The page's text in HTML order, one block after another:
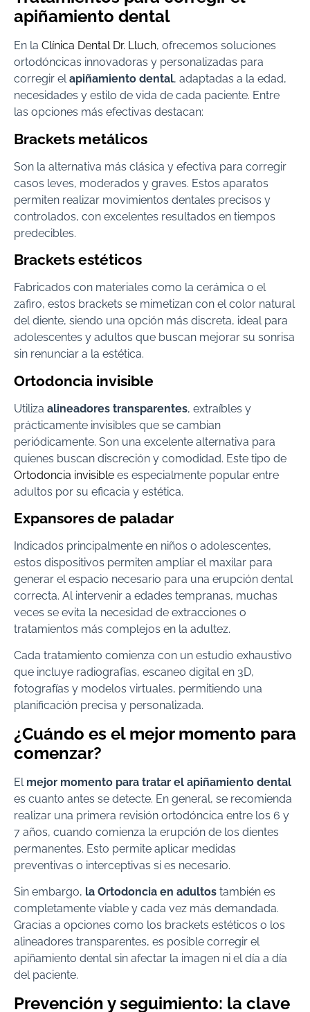
apiñamiento dental
En la Clínica Dental Dr. Lluch, ofrecemos soluciones
ortodóncicas innovadoras y personalizadas para
corregir elapiñamiento dental, adaptadas a la edad,
necesidades y estilo de vida de cada paciente. Entre
las opciones más efectivas destacan:
Brackets metálicos
Son la alternativa más clásica y efectiva para corregir
casos leves, moderados y graves. Estos aparatos
permiten realizar movimientos dentales precisos y
controlados, con excelentes resultados en tiempos
predecibles.
Brackets estéticos
Fabricados con materiales como la cerámica o el
zafiro, estos brackets se mimetizan con el color natural
del diente, siendo una opción más discreta, ideal para
adolescentes y adultos que buscan mejorar su sonrisa
sin renunciar a la estética.
Ortodoncia invisible
Utiliza alineadores transparentes, extraíbles y
prácticamente invisibles que se cambian
periódicamente. Son una excelente alternativa para
quienes buscan discreción y comodidad. Este tipo de
Ortodoncia invisible es especialmente popular entre
adultos por su eficacia y estética.
Expansores de paladar
Indicados principalmente en niños o adolescentes,
estos dispositivos permiten ampliar el maxilar para
generar el espacio necesario para una erupción dental
correcta. Al intervenir a edades tempranas, muchas
veces se evita la necesidad de extracciones o
tratamientos más complejos en la adultez.
Cada tratamiento comienza con un estudio exhaustivo
que incluye radiografías, escaneo digital en 3D,
fotografías y modelos virtuales, permitiendo una
planificación precisa y personalizada.
¿Cuándo es el mejor momento para
comenzar?
El mejor momento para tratar el apiñamiento dental
es cuanto antes se detecte. En general, se recomienda
realizar una primera revisión ortodóncica entre los 6 y
7 años, cuando comienza la erupción de los dientes
permanentes. Esto permite aplicar medidas
preventivas o interceptivas si es necesario.
Sin embargo, la Ortodoncia en adultos también es
completamente viable y cada vez más demandada.
Gracias a opciones como los brackets estéticos o los
alineadores transparentes, es posible corregir el
apiñamiento dental sin afectar la imagen ni el día a día
del paciente.
Prevención y seguimiento: la clave